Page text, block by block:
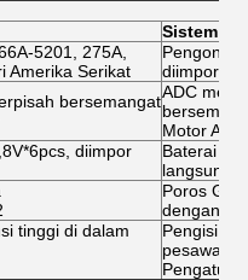
Sistem AC
5201, 275A,
Amerika Serikat
diimpor
bersemangatADC
Motor AC
diimpor
Baterai
langsung
Poros
dengan
tinggi di dalam
Pengisi
pesawat
Pengatur